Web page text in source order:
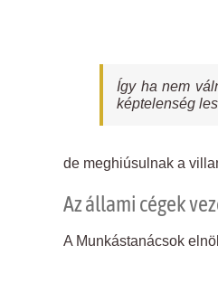
Így ha nem
képtelenség
de meghiúsulnak a
Az állami cégek
A Munkástanácsok